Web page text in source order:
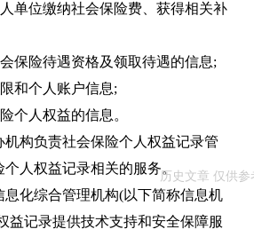
单位缴纳社会保险费、获得相关补
保险待遇资格及领取待遇的信息;
和个人账户信息;
个人权益的信息。
构负责社会保险个人权益记录管
人权益记录相关的服务。
息化综合管理机构(以下简称信息机
益记录提供技术支持和安全保障服